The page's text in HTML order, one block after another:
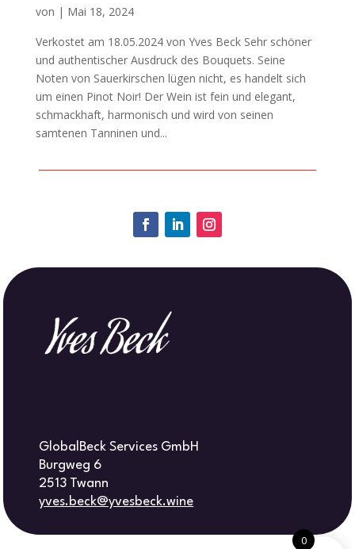
von | Mai 18, 2024
Verkostet am 18.05.2024 von Yves Beck Sehr schöner
und authentischer Ausdruck des Bouquets. Seine
Noten von Sauerkirschen lügen nicht, es handelt sich
um einen Pinot Noir! Der Wein ist fein und elegant,
schmackhaft, harmonisch und wird von seinen
samtenen Tanninen und...
GlobalBeck Services GmbH
Burgweg 6
2513 Twann
yves.beck@yvesbeck.wine
0